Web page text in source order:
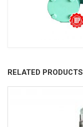
RELATED PRODUCTS